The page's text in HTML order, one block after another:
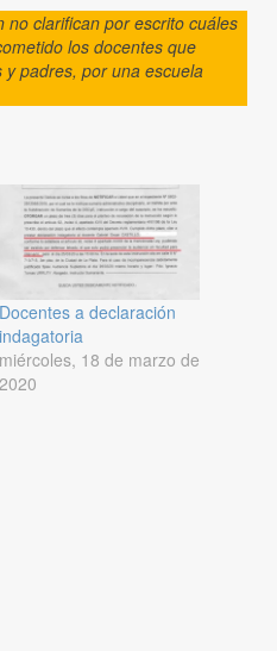
clarifican por escrito cuáles
los docentes que
padres, por una escuela
Docentes a declaración
indagatoria
miércoles, 18 de marzo de
2020